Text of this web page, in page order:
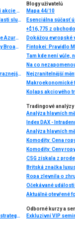
Pražská burza posílila, po ztrátové sérii skončily v zisku i akcie ČEZ
BREAKING: EUR mírně klesá po zveřejnění revizí PMI z oblasti služeb
Příběh AI od Microsoftu vstupuje do nové fáze. Trh sleduje Azure a tržby
Americké akcie v úvodu obchodování rostou, reportovaly Broadcom, Costco, Hewlett Packard a další
BREAKING: Počiatočné žiadosti o podporu v USA klesli výraznejšie ako sa očakávalo
Blogy uživatelů
Mapa 44/10
Esenciálna súčasť
+$16,775 z
Dokážou evropské
Fintokei: Pravidlo
Tam kde není vůle,
Na co
Nejzranitelnější
Makroekonomické
Kolaps akciového
Tradingové analýzy
Analýza hlavních
Index DAX -
Analýza hlavních
Komodity: Cena
CSG získala z
Očekávané
Aktuálně otevřené
Kniha "FOREX – Ziskové intradenní a swingové obchodní strategie" od Kathy Lien vychází v češtině!
Odborné kurzy a